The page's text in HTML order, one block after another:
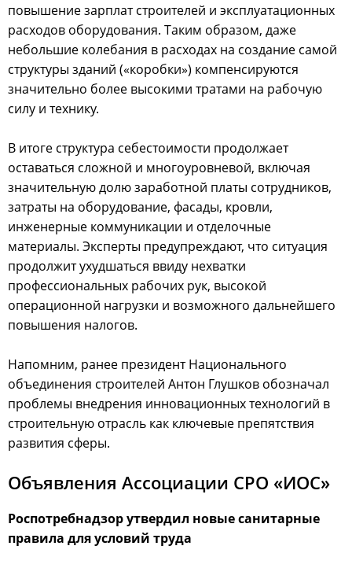
повышение зарплат строителей и эксплуатационных
расходов оборудования. Таким образом, даже
небольшие колебания в расходах на создание самой
структуры зданий («коробки») компенсируются
значительно более высокими тратами на рабочую
силу и технику.
В итоге структура себестоимости продолжает
оставаться сложной и многоуровневой, включая
значительную долю заработной платы сотрудников,
затраты на оборудование, фасады, кровли,
инженерные коммуникации и отделочные
материалы. Эксперты предупреждают, что ситуация
продолжит ухудшаться ввиду нехватки
профессиональных рабочих рук, высокой
операционной нагрузки и возможного дальнейшего
повышения налогов.
Напомним, ранее президент Национального
объединения строителей Антон Глушков обозначал
проблемы внедрения инновационных технологий в
строительную отрасль как ключевые препятствия
развития сферы.
Объявления Ассоциации СРО «ИОС»
Роспотребнадзор утвердил новые санитарные
правила для условий труда